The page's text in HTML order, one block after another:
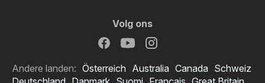
Volg ons
Andere landen: Österreich Australia Canada Schweiz